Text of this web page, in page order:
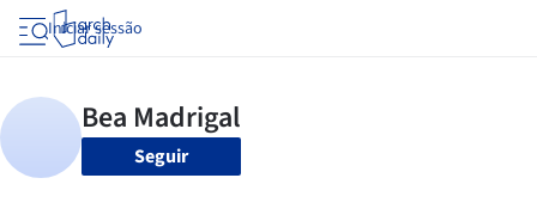
Iniciar sessão
Seguir